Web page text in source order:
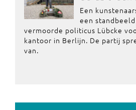
Een
een
vermoorde politicus Lübcke
kantoor in Berlijn. De partij
van.